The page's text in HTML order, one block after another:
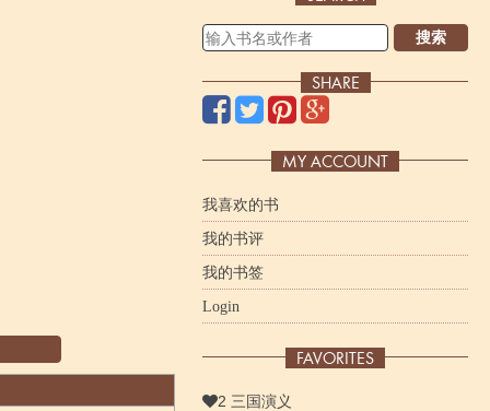
搜索
SHARE
MY ACCOUNT
我喜欢的书
我的书评
我的书签
Login
FAVORITES
2 三国演义